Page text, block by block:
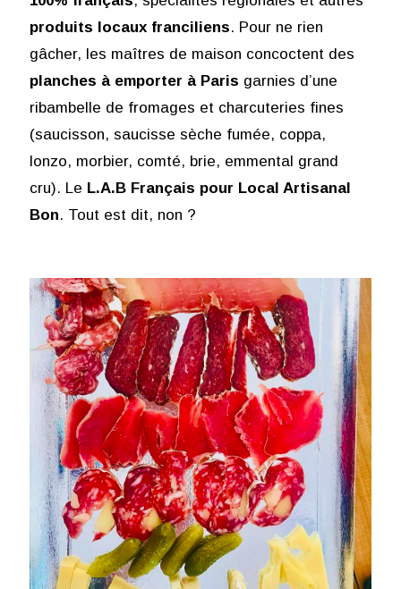
produits locaux franciliens. Pour ne rien
gâcher, les maîtres de maison concoctent des
planches à emporter à Paris garnies d’une
ribambelle de fromages et charcuteries fines
(saucisson, saucisse sèche fumée, coppa,
lonzo, morbier, comté, brie, emmental grand
cru). Le L.A.B Français pour Local Artisanal
Bon. Tout est dit, non ?